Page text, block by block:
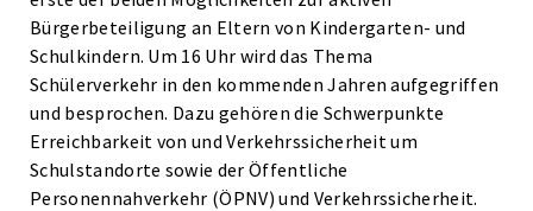
Bürgerbeteiligung an Eltern von Kindergarten- und
Schulkindern. Um 16 Uhr wird das Thema
Schülerverkehr in den kommenden Jahren aufgegriffen
und besprochen. Dazu gehören die Schwerpunkte
Erreichbarkeit von und Verkehrssicherheit um
Schulstandorte sowie der Öffentliche
Personennahverkehr (ÖPNV) und Verkehrssicherheit.